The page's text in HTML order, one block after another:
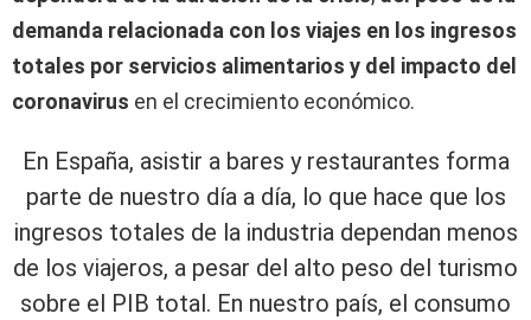
demanda relacionada con los viajes en los ingresos
totales por servicios alimentarios y del impacto del
coronavirus en el crecimiento económico.
En España, asistir a bares y restaurantes forma
parte de nuestro día a día, lo que hace que los
ingresos totales de la industria dependan menos
de los viajeros, a pesar del alto peso del turismo
sobre el PIB total. En nuestro país, el consumo